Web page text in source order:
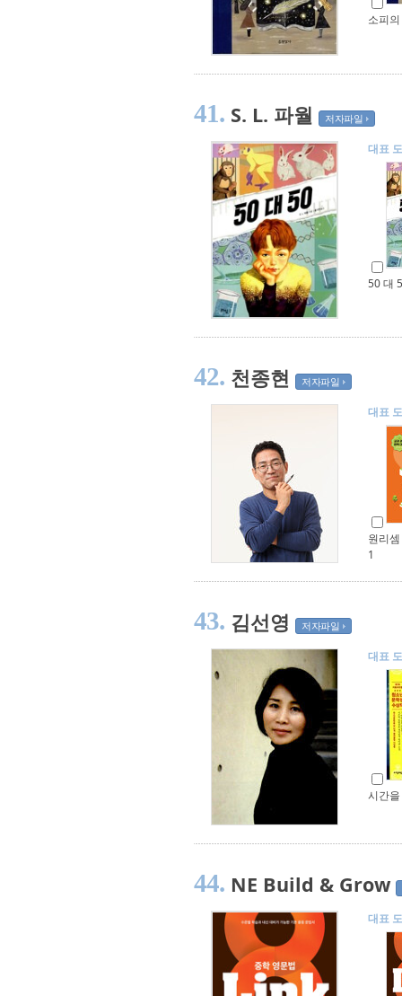
소피
41. S. L. 파월 저자파일
대표
50 대
42. 천종현 저자파일
대표
원리
1
43. 김선영 저자파일
대표
시간
44. NE Build & Grow
대표